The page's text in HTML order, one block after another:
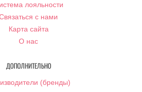
лояльности
с нами
Карта сайта
О нас
ДОПОЛНИТЕЛЬНО
(бренды)